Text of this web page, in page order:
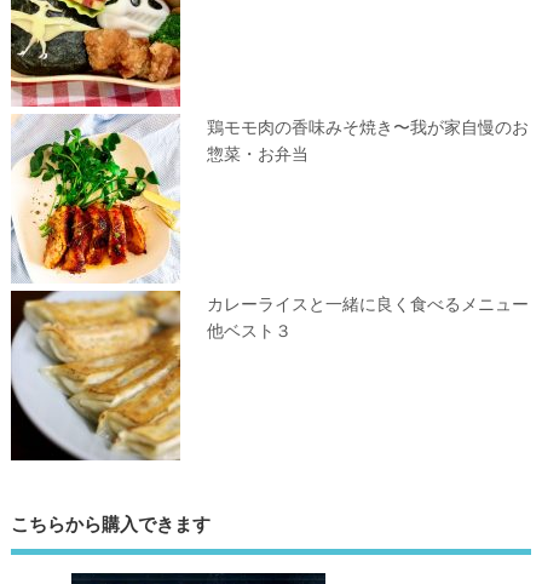
鶏モモ肉の香味みそ焼き〜我が家自慢のお
惣菜・お弁当
カレーライスと一緒に良く食べるメニュー
他ベスト３
こちらから購入できます